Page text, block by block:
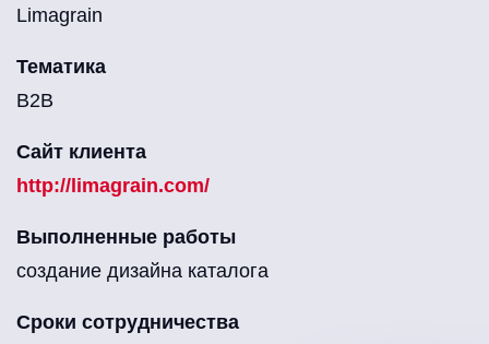
Limagrain
Тематика
B2B
Сайт клиента
http://limagrain.com/
Выполненные работы
создание дизайна каталога
Сроки сотрудничества